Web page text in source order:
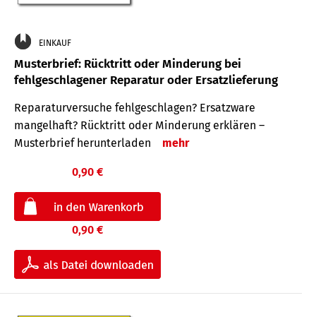
EINKAUF
Musterbrief: Rücktritt oder Minderung bei
fehlgeschlagener Reparatur oder Ersatzlieferung
Reparaturversuche fehlgeschlagen? Ersatzware
mangelhaft? Rücktritt oder Minderung erklären –
Musterbrief herunterladen
mehr
0,90 €
0,90 €